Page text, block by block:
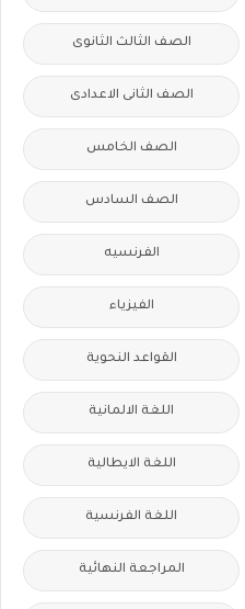
الصف الثالث الثانوى
الصف الثانى الاعدادى
الصف الخامس
الصف السادس
الفرنسيه
الفيزياء
القواعد النحوية
اللغة الالمانية
اللغة الايطالية
اللغة الفرنسية
المراجعة النهائية